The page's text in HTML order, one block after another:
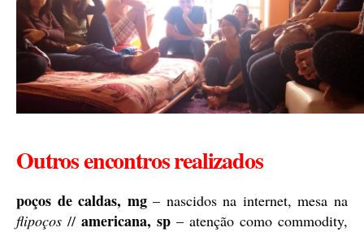
Outros encontros realizados
poços de caldas, mg– nascidos na internet, mesa na
flipoços // americana, sp – atenção como commodity,